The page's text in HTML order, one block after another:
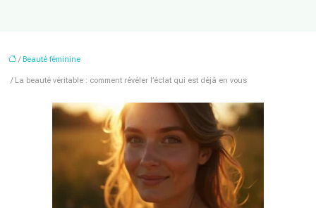
/ Beauté féminine
/ La beauté véritable : comment révéler l’éclat qui est déjà en vous